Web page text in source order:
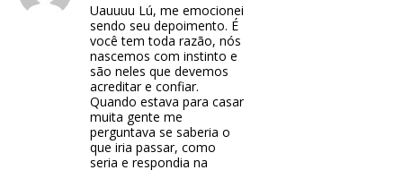
Uauuuu Lú, me emocionei
sendo seu depoimento. É
você tem toda razão, nós
nascemos com instinto e
são neles que devemos
acreditar e confiar.
Quando estava para casar
muita gente me
perguntava se saberia o
que iria passar, como
seria e respondia na